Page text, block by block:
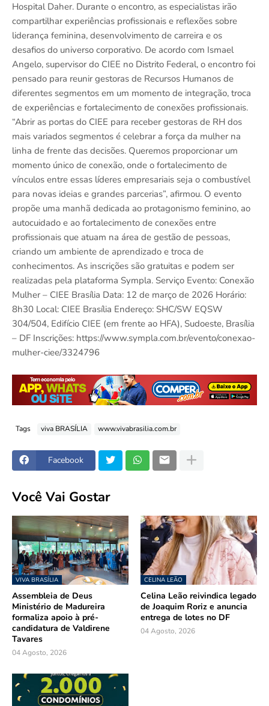
Hospital Daher. Durante o encontro, as especialistas irão
compartilhar experiências profissionais e reflexões sobre
liderança feminina, desenvolvimento de carreira e os
desafios do universo corporativo. De acordo com Ismael
Angelo, supervisor do CIEE no Distrito Federal, o encontro foi
pensado para reunir gestoras de Recursos Humanos de
diferentes segmentos em um momento de integração, troca
de experiências e fortalecimento de conexões profissionais.
“Abrir as portas do CIEE para receber gestoras de RH dos
mais variados segmentos é celebrar a força da mulher na
linha de frente das decisões. Queremos proporcionar um
momento único de conexão, onde o fortalecimento de
vínculos entre essas líderes empresariais seja o combustível
para novas ideias e grandes parcerias”, afirmou. O evento
propõe uma manhã dedicada ao protagonismo feminino, ao
autocuidado e ao fortalecimento de conexões entre
profissionais que atuam na área de gestão de pessoas,
criando um ambiente de aprendizado e troca de
conhecimentos. As inscrições são gratuitas e podem ser
realizadas pela plataforma Sympla. Serviço Evento: Conexão
Mulher – CIEE Brasília Data: 12 de março de 2026 Horário:
8h30 Local: CIEE Brasília Endereço: SHC/SW EQSW
304/504, Edifício CIEE (em frente ao HFA), Sudoeste, Brasília
– DF Inscrições: https://www.sympla.com.br/evento/conexao-
mulher-ciee/3324796
Tags viva BRASÍLIA www.vivabrasilia.com.br
Facebook
Você Vai Gostar
VIVA BRASÍLIA
Assembleia de Deus
Ministério de Madureira
formaliza apoio à pré-
candidatura de Valdirene
Tavares
04 Agosto, 2026
CELINA LEÃO
Celina Leão reivindica legado
de Joaquim Roriz e anuncia
entrega de lotes no DF
04 Agosto, 2026